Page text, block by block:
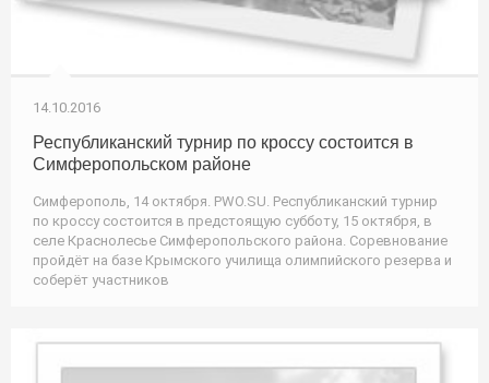
14.10.2016
Республиканский турнир по кроссу состоится в
Симферопольском районе
Симферополь, 14 октября. PWO.SU. Республиканский турнир
по кроссу состоится в предстоящую субботу, 15 октября, в
селе Краснолесье Симферопольского района. Соревнование
пройдёт на базе Крымского училища олимпийского резерва и
соберёт участников